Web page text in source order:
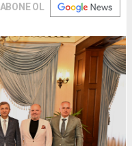
ABONE OL